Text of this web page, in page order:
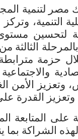
لتنمية
التنمية،
لتحسين
حزمة
الأمن
وتعزيز القدرة
المتابعة
لهذه الشراكة